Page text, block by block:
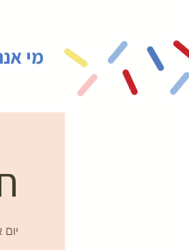
מי
יום א׳,